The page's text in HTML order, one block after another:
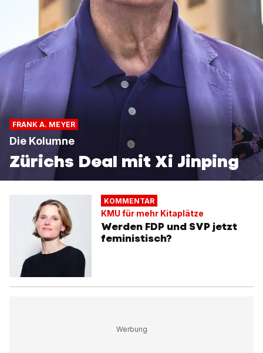
FRANK A. MEYER
Die Kolumne
Zürichs Deal mit Xi Jinping
KOMMENTAR
KMU für mehr Kitaplätze
Werden FDP und SVP jetzt
feministisch?